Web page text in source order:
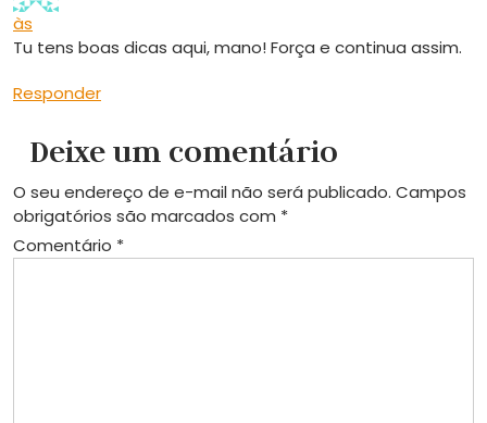
às
Tu tens boas dicas aqui, mano! Força e continua assim.
Responder
Deixe um comentário
O seu endereço de e-mail não será publicado. Campos
obrigatórios são marcados com *
Comentário *